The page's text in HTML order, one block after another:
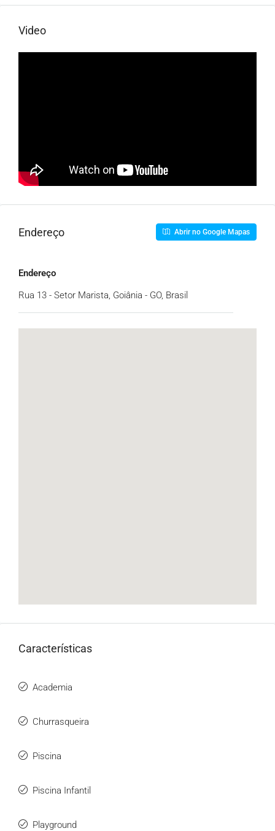
Video
Endereço Abrir no Google Mapas
Endereço
Rua 13 - Setor Marista, Goiânia - GO, Brasil
Características
Academia
Churrasqueira
Piscina
Piscina Infantil
Playground